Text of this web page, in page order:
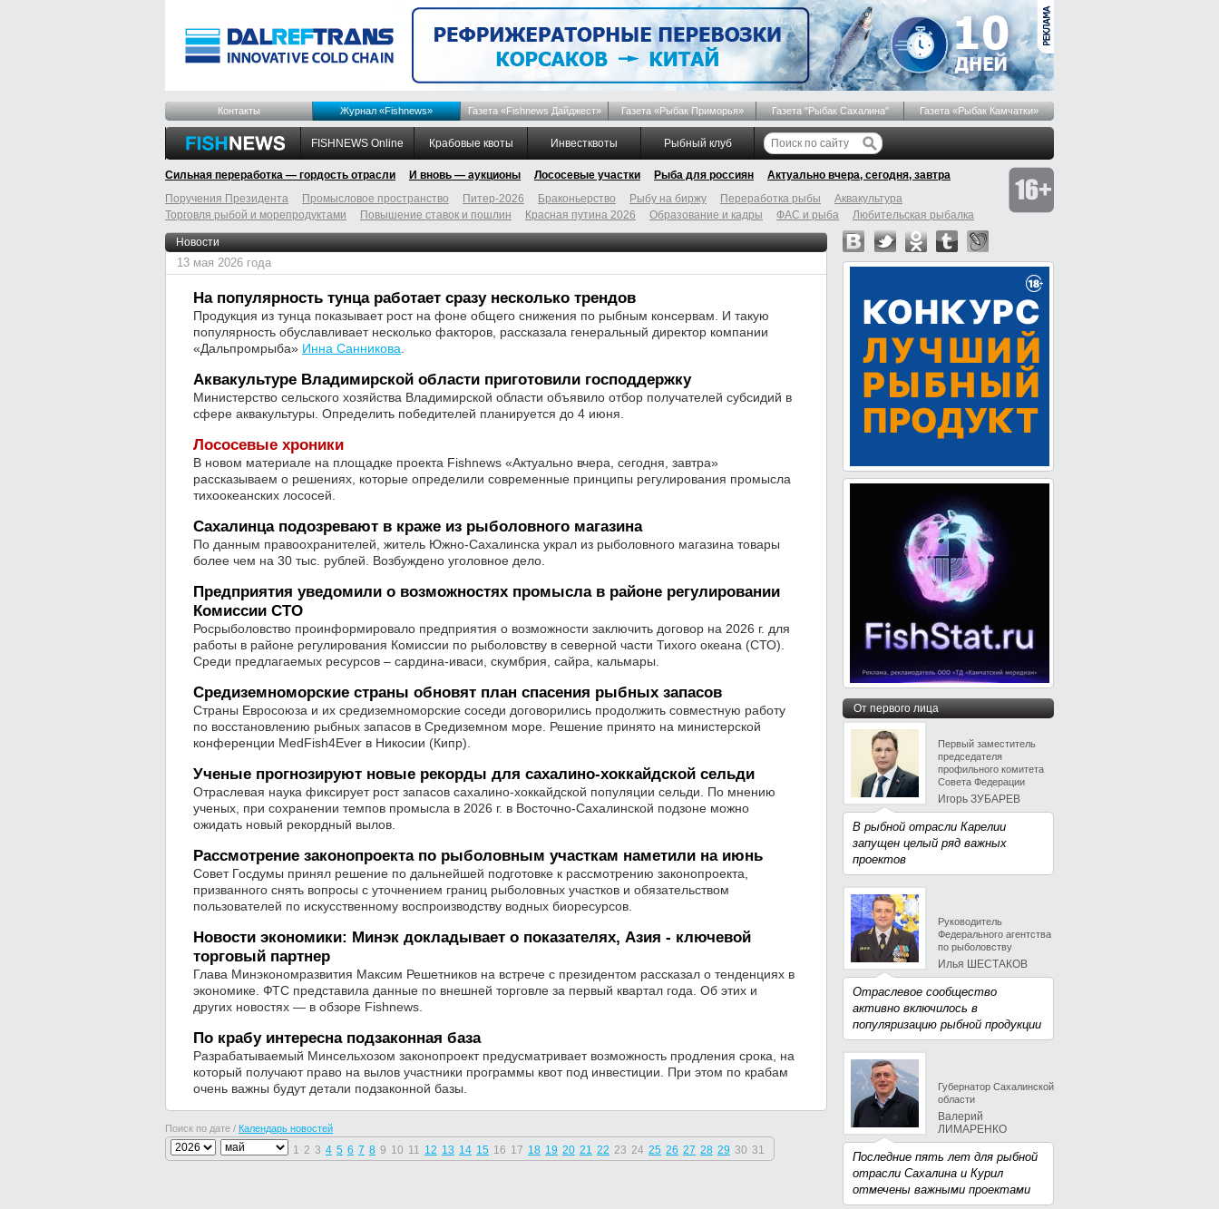
Контакты Журнал «Fishnews» Газета «Fishnews Дайджест» Газета «Рыбак Приморья» Газета "Рыбак Сахалина" Газета «Рыбак Камчатки»
FISHNEWS Online Крабовые квоты Инвестквоты Рыбный клуб
Сильная переработка — гордость отрасли И вновь — аукционы Лососевые участки Рыба для россиян
Актуально вчера, сегодня, завтра
Поручения Президента
Промысловое пространство Питер-2026 Браконьерство Рыбу на биржу Переработка рыбы
Аквакультура
Торговля рыбой и морепродуктами
Повышение ставок и пошлин Красная путина 2026 Образование и кадры ФАС и рыба Любительская рыбалка
Новости
13 мая 2026 года
На популярность тунца работает сразу несколько трендов
Продукция из тунца показывает рост на фоне общего снижения по рыбным консервам. И такую
популярность обуславливает несколько факторов, рассказала генеральный директор компании
«Дальпромрыба» Инна Санникова
Аквакультуре Владимирской области приготовили господдержку
Министерство сельского хозяйства Владимирской области объявило отбор получателей субсидий в
сфере аквакультуры. Определить победителей планируется до 4 июня.
Лососевые хроники
В новом материале на площадке проекта Fishnews «Актуально вчера, сегодня, завтра»
рассказываем о решениях, которые определили современные принципы регулирования промысла
тихоокеанских лососей.
Сахалинца подозревают в краже из рыболовного магазина
По данным правоохранителей, житель Южно-Сахалинска украл из рыболовного магазина товары
более чем на 30 тыс. рублей. Возбуждено уголовное дело.
Предприятия уведомили о возможностях промысла в районе регулировании
Комиссии СТО
Росрыболовство проинформировало предприятия о возможности заключить договор на 2026 г. для
работы в районе регулирования Комиссии по рыболовству в северной части Тихого океана (СТО).
Среди предлагаемых ресурсов – сардина-иваси, скумбрия, сайра, кальмары.
Средиземноморские страны обновят план спасения рыбных запасов
Страны Евросоюза и их средиземноморские соседи договорились продолжить совместную работу
по восстановлению рыбных запасов в Средиземном море. Решение принято на министерской
конференции MedFish4Ever в Никосии (Кипр).
Ученые прогнозируют новые рекорды для сахалино-хоккайдской сельди
Отраслевая наука фиксирует рост запасов сахалино-хоккайдской популяции сельди. По мнению
ученых, при сохранении темпов промысла в 2026 г. в Восточно-Сахалинской подзоне можно
ожидать новый рекордный вылов.
Рассмотрение законопроекта по рыболовным участкам наметили на июнь
Совет Госдумы принял решение по дальнейшей подготовке к рассмотрению законопроекта,
призванного снять вопросы с уточнением границ рыболовных участков и обязательством
пользователей по искусственному воспроизводству водных биоресурсов.
Новости экономики: Минэк докладывает о показателях, Азия - ключевой
торговый партнер
Глава Минэкономразвития Максим Решетников на встрече с президентом рассказал о тенденциях в
экономике. ФТС представила данные по внешней торговле за первый квартал года. Об этих и
других новостях — в обзоре Fishnews.
По крабу интересна подзаконная база
Разрабатываемый Минсельхозом законопроект предусматривает возможность продления срока, на
который получают право на вылов участники программы квот под инвестиции. При этом по крабам
очень важны будут детали подзаконной базы.
Поиск по дате / Календарь новостей
1 2 3 4 5 6 7 8 9 10 11 12 13 14 15 16 17 18 19 20 21 22 23 24 25 26 27 28 29 30 31
От первого лица
Первый заместитель
председателя
профильного комитета
Совета Федерации
Игорь ЗУБАРЕВ
В рыбной отрасли Карелии
запущен целый ряд важных
проектов
Руководитель
Федерального агентства
по рыболовству
Илья ШЕСТАКОВ
Отраслевое сообщество
активно включилось в
популяризацию рыбной продукции
Губернатор Сахалинской
области
Валерий
ЛИМАРЕНКО
Последние пять лет для рыбной
отрасли Сахалина и Курил
отмечены важными проектами